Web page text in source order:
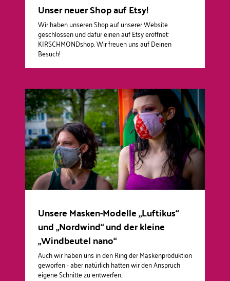
Unser neuer Shop auf Etsy!
Wir haben unseren Shop auf unserer Website
geschlossen und dafür einen auf Etsy eröffnet:
KIRSCHMONDshop. Wir freuen uns auf Deinen
Besuch!
Unsere Masken-Modelle „Luftikus“
und „Nordwind“ und der kleine
„Windbeutel nano“
Auch wir haben uns in den Ring der Maskenproduktion
geworfen - aber natürlich hatten wir den Anspruch
eigene Schnitte zu entwerfen.